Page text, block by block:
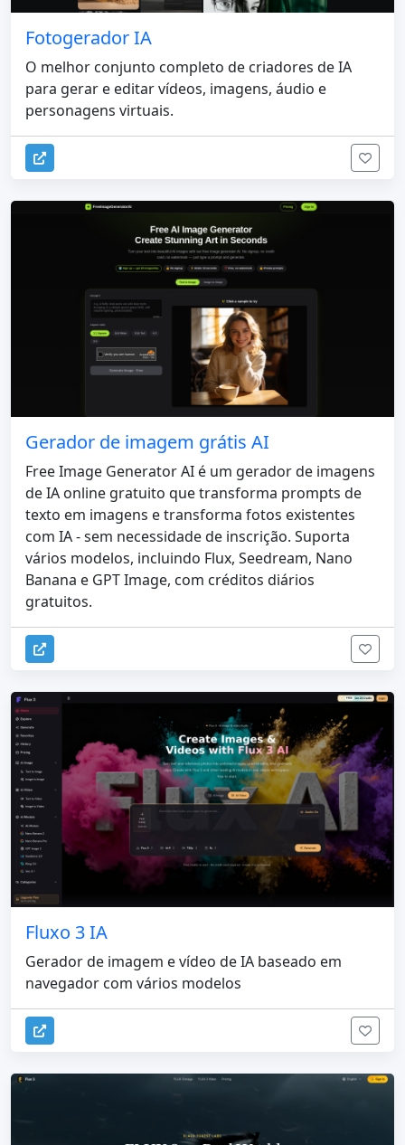
Fotogerador IA
O melhor conjunto completo de criadores de IA
para gerar e editar vídeos, imagens, áudio e
personagens virtuais.
Gerador de imagem grátis AI
Free Image Generator AI é um gerador de imagens
de IA online gratuito que transforma prompts de
texto em imagens e transforma fotos existentes
com IA - sem necessidade de inscrição. Suporta
vários modelos, incluindo Flux, Seedream, Nano
Banana e GPT Image, com créditos diários
gratuitos.
Fluxo 3 IA
Gerador de imagem e vídeo de IA baseado em
navegador com vários modelos